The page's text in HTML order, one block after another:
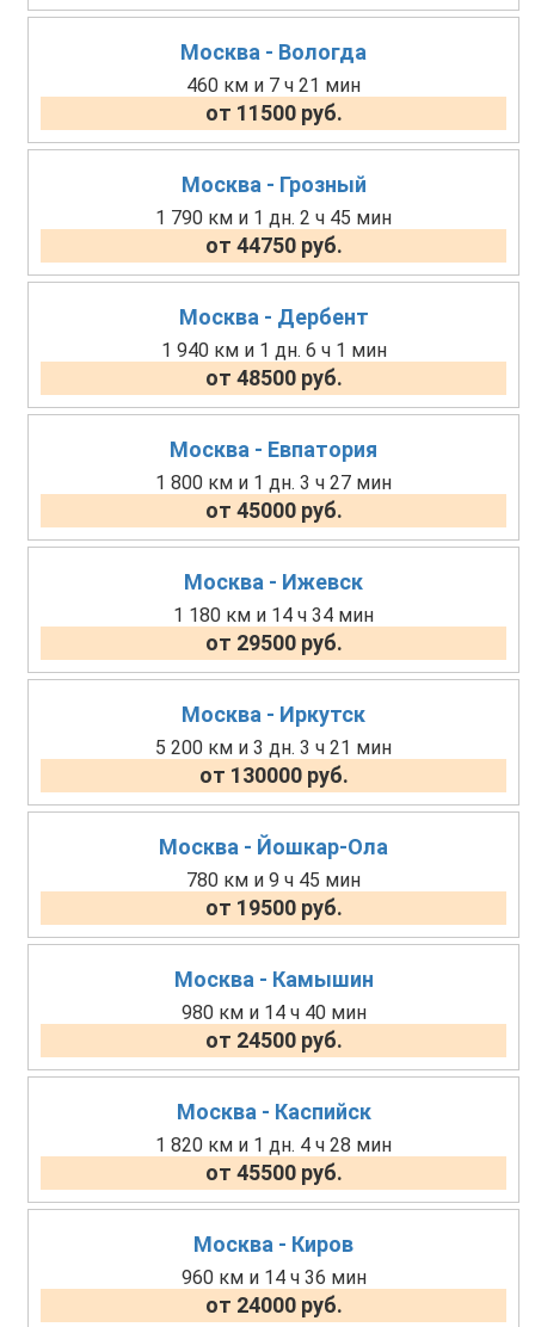
Москва - Вологда
460 км и 7 ч 21 мин
от 11500 руб.
Москва - Грозный
1 790 км и 1 дн. 2 ч 45 мин
от 44750 руб.
Москва - Дербент
1 940 км и 1 дн. 6 ч 1 мин
от 48500 руб.
Москва - Евпатория
1 800 км и 1 дн. 3 ч 27 мин
от 45000 руб.
Москва - Ижевск
1 180 км и 14 ч 34 мин
от 29500 руб.
Москва - Иркутск
5 200 км и 3 дн. 3 ч 21 мин
от 130000 руб.
Москва - Йошкар-Ола
780 км и 9 ч 45 мин
от 19500 руб.
Москва - Камышин
980 км и 14 ч 40 мин
от 24500 руб.
Москва - Каспийск
1 820 км и 1 дн. 4 ч 28 мин
от 45500 руб.
Москва - Киров
960 км и 14 ч 36 мин
от 24000 руб.